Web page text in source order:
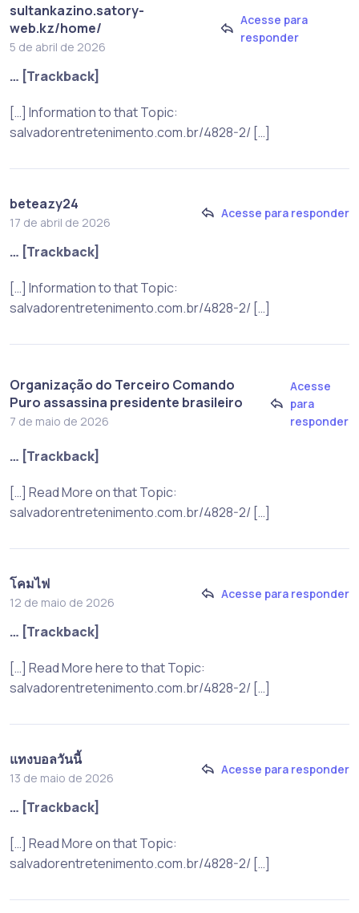
sultankazino.satory-
web.kz/home/
5 de abril de 2026
Acesse para
responder
… [Trackback]
[…] Information to that Topic:
salvadorentretenimento.com.br/4828-2/ […]
beteazy24
17 de abril de 2026
Acesse para responder
… [Trackback]
[…] Information to that Topic:
salvadorentretenimento.com.br/4828-2/ […]
Organização do Terceiro Comando
Puro assassina presidente brasileiro
7 de maio de 2026
Acesse
para
responder
… [Trackback]
[…] Read More on that Topic:
salvadorentretenimento.com.br/4828-2/ […]
โคมไฟ
12 de maio de 2026
Acesse para responder
… [Trackback]
[…] Read More here to that Topic:
salvadorentretenimento.com.br/4828-2/ […]
แทงบอลวันนี้
13 de maio de 2026
Acesse para responder
… [Trackback]
[…] Read More on that Topic:
salvadorentretenimento.com.br/4828-2/ […]